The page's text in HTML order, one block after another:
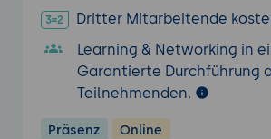
Dritter Mitarbeitende
Learning & Networking in
Garantierte Durchführung
Teilnehmenden.
Präsenz Online